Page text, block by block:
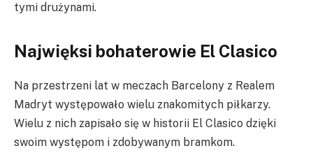
tymi drużynami.
Najwięksi bohaterowie El Clasico
Na przestrzeni lat w meczach Barcelony z Realem
Madryt występowało wielu znakomitych piłkarzy.
Wielu z nich zapisało się w historii El Clasico dzięki
swoim występom i zdobywanym bramkom.